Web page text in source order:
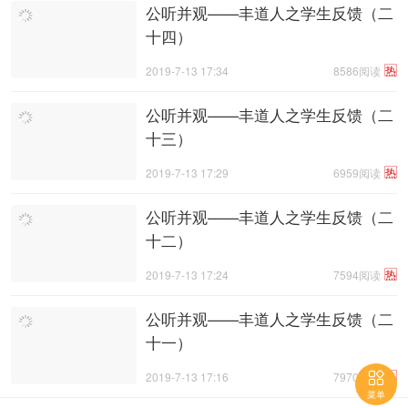
公听并观——丰道人之学生反馈（二
十四）
热
8586阅读
2019-7-13 17:34
​公听并观——丰道人之学生反馈（二
十三）
热
6959阅读
2019-7-13 17:29
公听并观——丰道人之学生反馈（二
十二）
热
7594阅读
2019-7-13 17:24
公听并观——丰道人之学生反馈（二
十一）
热
7970阅读
2019-7-13 17:16 
菜单